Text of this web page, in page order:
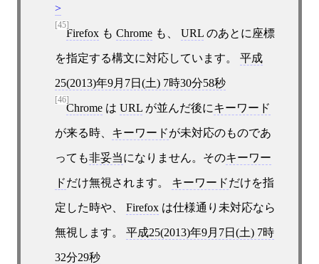
[45]
Firefoxも Chromeも、 URLのあとに座標
を指定する構文に対応しています。 平成
25(2013)年9月7日(土) 7時30分58秒
[46]
Chromeは URLが並んだ後にキーワード
が来る時、 キーワードが未対応のものであ
っても非妥当になりません。そのキーワー
ドだけ無視されます。 キーワードだけを指
定した時や、 Firefoxは仕様通り未対応なら
無視します。 平成25(2013)年9月7日(土) 7時
32分29秒